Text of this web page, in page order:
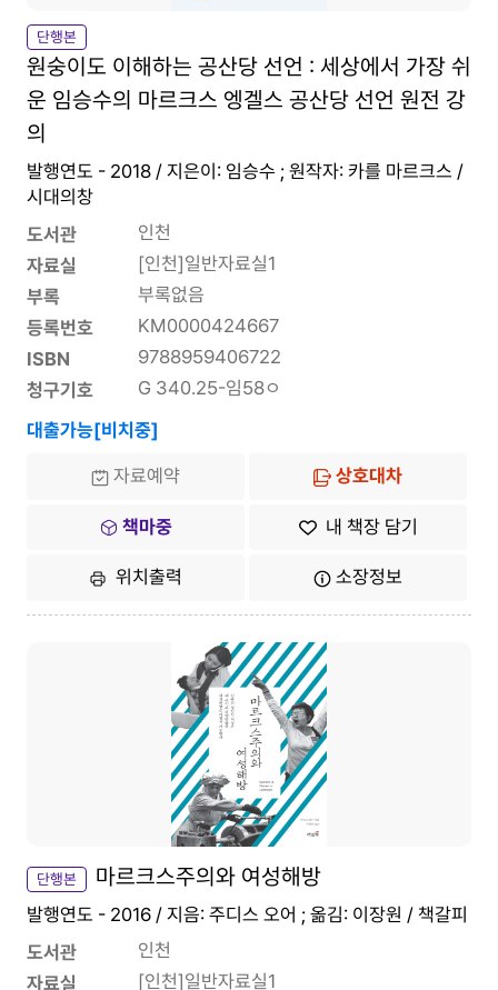
단행본
원숭이도 이해하는 공산당 선언 : 세상에서 가장 쉬
운 임승수의 마르크스 엥겔스 공산당 선언 원전 강
의
발행연도 - 2018 / 지은이: 임승수 ; 원작자: 카를 마르크스 /
시대의창
도서관
인천
자료실
[인천]일반자료실1
부록
부록없음
등록번호
KM0000424667
ISBN
9788959406722
청구기호
G 340.25-임58ㅇ
대출가능[비치중]
자료예약 상호대차
책마중 내 책장 담기
위치출력 소장정보
단행본 마르크스주의와 여성해방
발행연도 - 2016 / 지음: 주디스 오어 ; 옮김: 이장원 / 책갈피
도서관
인천
자료실
[인천]일반자료실1